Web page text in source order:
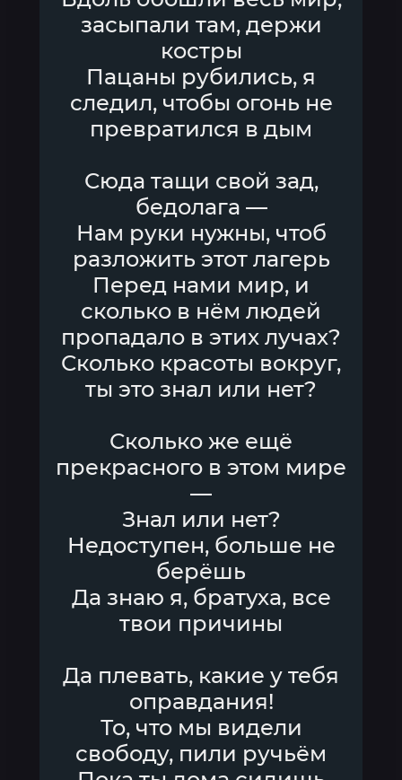
засыпали там, держи
костры
Пацаны рубились, я
следил, чтобы огонь не
превратился в дым
Сюда тащи свой зад,
бедолага —
Нам руки нужны, чтоб
разложить этот лагерь
Перед нами мир, и
сколько в нём людей
пропадало в этих лучах?
Сколько красоты вокруг,
ты это знал или нет?
Сколько же ещё
прекрасного в этом мире
—
Знал или нет?
Недоступен, больше не
берёшь
Да знаю я, братуха, все
твои причины
Да плевать, какие у тебя
оправдания!
То, что мы видели
свободу, пили ручьём